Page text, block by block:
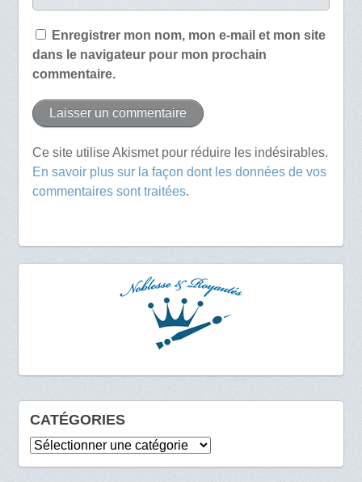
Enregistrer mon nom, mon e-mail et mon site
dans le navigateur pour mon prochain
commentaire.
Ce site utilise Akismet pour réduire les indésirables.
En savoir plus sur la façon dont les données de vos
commentaires sont traitées.
CATÉGORIES
Catégories